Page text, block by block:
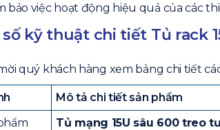
bảo việc hoạt động hiệu quả của các
kỹ thuật chi tiết Tủ rack
quý khách hàng xem bảng chi tiết
Mô tả chi tiết sản phẩm
Tủ mạng 15U sâu 600 treo